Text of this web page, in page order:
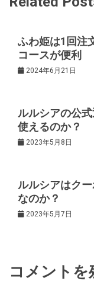
ー
ョ
ン
ふわ姫は1回注
コースが便利
2024年6月21日
ルルシアの公
使えるのか？
2023年5月8日
ルルシアはク
なのか？
2023年5月7日
コメントを